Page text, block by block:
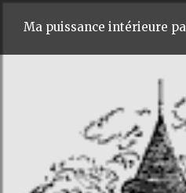
Ma puissance intérieure